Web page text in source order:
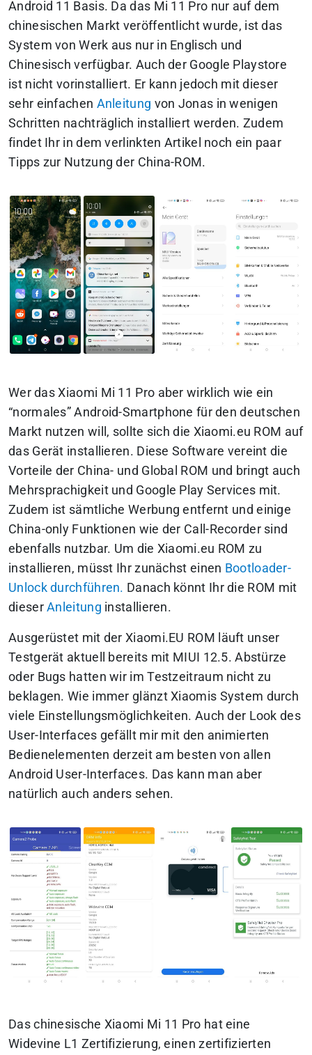
Android 11 Basis. Da das Mi 11 Pro nur auf dem
chinesischen Markt veröffentlicht wurde, ist das
System von Werk aus nur in Englisch und
Chinesisch verfügbar. Auch der Google Playstore
ist nicht vorinstalliert. Er kann jedoch mit dieser
sehr einfachen Anleitung von Jonas in wenigen
Schritten nachträglich installiert werden. Zudem
findet Ihr in dem verlinkten Artikel noch ein paar
Tipps zur Nutzung der China-ROM.
Wer das Xiaomi Mi 11 Pro aber wirklich wie ein
“normales” Android-Smartphone für den deutschen
Markt nutzen will, sollte sich die Xiaomi.eu ROM auf
das Gerät installieren. Diese Software vereint die
Vorteile der China- und Global ROM und bringt auch
Mehrsprachigkeit und Google Play Services mit.
Zudem ist sämtliche Werbung entfernt und einige
China-only Funktionen wie der Call-Recorder sind
ebenfalls nutzbar. Um die Xiaomi.eu ROM zu
installieren, müsst Ihr zunächst einen Bootloader-
Unlock durchführen. Danach könnt Ihr die ROM mit
dieserAnleitung installieren.
Ausgerüstet mit der Xiaomi.EU ROM läuft unser
Testgerät aktuell bereits mit MIUI 12.5. Abstürze
oder Bugs hatten wir im Testzeitraum nicht zu
beklagen. Wie immer glänzt Xiaomis System durch
viele Einstellungsmöglichkeiten. Auch der Look des
User-Interfaces gefällt mir mit den animierten
Bedienelementen derzeit am besten von allen
Android User-Interfaces. Das kann man aber
natürlich auch anders sehen.
Das chinesische Xiaomi Mi 11 Pro hat eine
Widevine L1 Zertifizierung, einen zertifizierten